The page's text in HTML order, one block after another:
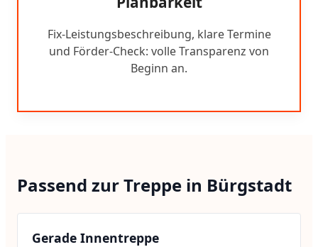
Fix-Leistungsbeschreibung, klare Termine
und Förder-Check: volle Transparenz von
Beginn an.
Passend zur Treppe in Bürgstadt
Gerade Innentreppe